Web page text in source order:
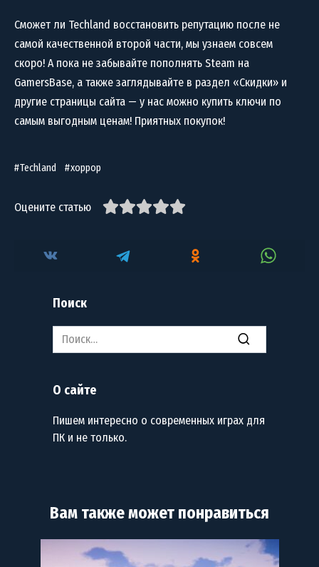
Сможет ли Techland восстановить репутацию после не
самой качественной второй части, мы узнаем совсем
скоро! А пока не забывайте пополнять Steam на
GamersBase, а также заглядывайте в раздел «Скидки» и
другие страницы сайта — у нас можно купить ключи по
самым выгодным ценам! Приятных покупок!
Techland хоррор
Оцените статью
Поиск
Search
for:
О сайте
Пишем интересно о современных играх для
ПК и не только.
Вам также может понравиться